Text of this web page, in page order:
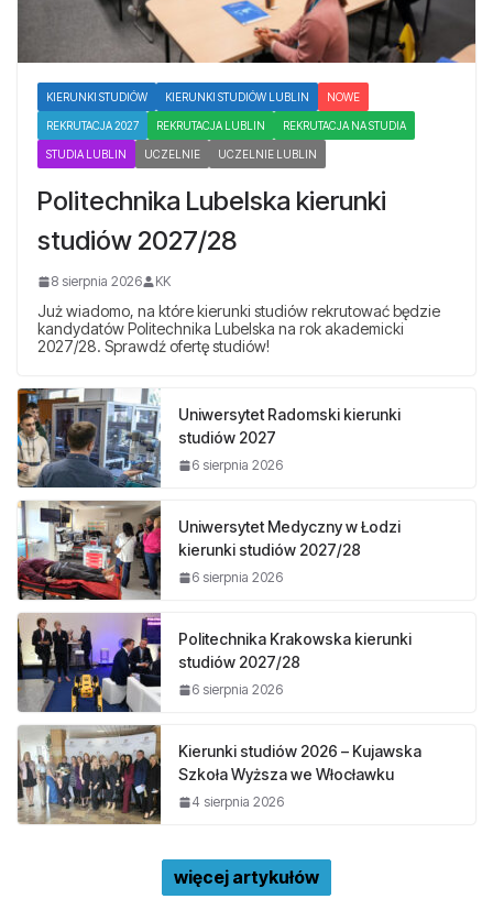
KIERUNKI STUDIÓW KIERUNKI STUDIÓW LUBLIN NOWE
REKRUTACJA 2027 REKRUTACJA LUBLIN REKRUTACJA NA STUDIA
STUDIA LUBLIN UCZELNIE UCZELNIE LUBLIN
Politechnika Lubelska kierunki
studiów 2027/28
8 sierpnia 2026 KK
Już wiadomo, na które kierunki studiów rekrutować będzie
kandydatów Politechnika Lubelska na rok akademicki
2027/28. Sprawdź ofertę studiów!
Uniwersytet Radomski kierunki
studiów 2027
6 sierpnia 2026
Uniwersytet Medyczny w Łodzi
kierunki studiów 2027/28
6 sierpnia 2026
Politechnika Krakowska kierunki
studiów 2027/28
6 sierpnia 2026
Kierunki studiów 2026 – Kujawska
Szkoła Wyższa we Włocławku
4 sierpnia 2026
więcej artykułów